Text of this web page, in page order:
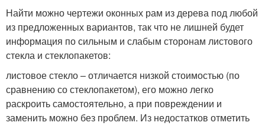
Найти можно чертежи оконных рам из дерева под любой
из предложенных вариантов, так что не лишней будет
информация по сильным и слабым сторонам листового
стекла и стеклопакетов:
листовое стекло – отличается низкой стоимостью (по
сравнению со стеклопакетом), его можно легко
раскроить самостоятельно, а при повреждении и
заменить можно без проблем. Из недостатков отметить